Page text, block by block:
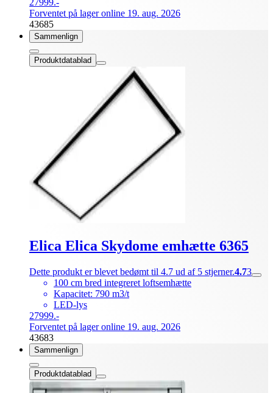
27999.-
Forventet på lager online 19. aug. 2026
43685
Sammenlign
Produktdatablad
Elica Elica Skydome emhætte 6365
Dette produkt er blevet bedømt til 4.7 ud af 5 stjerner.4.73
100 cm bred integreret loftsemhætte
Kapacitet: 790 m3/t
LED-lys
27999.-
Forventet på lager online 19. aug. 2026
43683
Sammenlign
Produktdatablad